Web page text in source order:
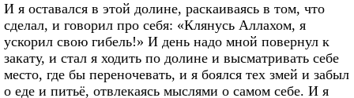
И я оставался в этой долине, раскаиваясь в том, что
сделал, и говорил про себя: «Клянусь Аллахом, я
ускорил свою гибель!» И день надо мной повернул к
закату, и стал я ходить по долине и высматривать себе
место, где бы переночевать, и я боялся тех змей и забыл
о еде и питьё, отвлекаясь мыслями о самом себе. И я